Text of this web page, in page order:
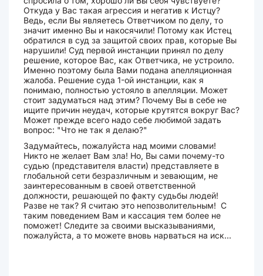
Откуда у Вас такая агрессия и негатив к Истцу?
Ведь, если Вы являетесь Ответчиком по делу, то
значит именно Вы и накосячили! Потому как Истец
обратился в суд за защитой своих прав, которые Вы
нарушили! Суд первой инстанции принял по делу
решение, которое Вас, как Ответчика, не устроило.
Именно поэтому была Вами подана апелляционная
жалоба. Решение суда 1-ой инстанции, как я
понимаю, полностью устояло в апелляции. Может
стоит задуматься над этим? Почему Вы в себе не
ищите причин неудач, которые крутятся вокруг Вас?
Может прежде всего надо себе любимой задать
вопрос: "Что не так я делаю?"
Задумайтесь, пожалуйста над моими словами!
Никто не желает Вам зла! Но, Вы сами почему-то
судью (представителя власти) представляете в
глобальной сети безразличным и зевающим, не
заинтересованным в своей ответственной
должности, решающей по факту судьбы людей!
Разве не так? Я считаю это непозволительным! С
таким поведением Вам и кассация тем более не
поможет! Следите за своими высказываниями,
пожалуйста, а то можете вновь нарваться на иск...